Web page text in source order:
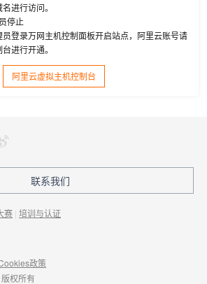
进行访问。
停止
登录万网主机控制面板开启站点，阿里云账号请
进行开通。
阿里云虚拟主机控制台